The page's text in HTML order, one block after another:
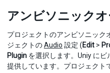
アンビソニック
プロジェクトのアンビソニック
ジェクトのAudio 設定 (Edit >
Plugin を選択します。Uniy に
提供しています。プロジェクト